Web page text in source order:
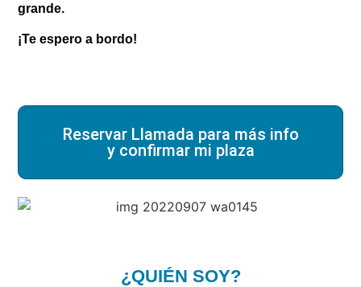
grande.
¡Te espero a bordo!
Reservar Llamada para más info
y confirmar mi plaza
¿QUIÉN SOY?